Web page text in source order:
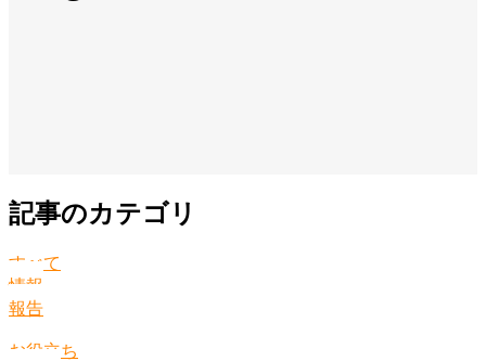
記事のカテゴリ
すべて
情報
報告
お役立ち